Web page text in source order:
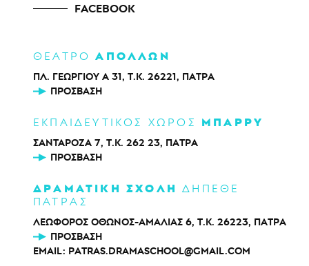
FACEBOOK
ΘΕΑΤΡΟΑΠΟΛΛΩΝ
ΠΛ. ΓΕΩΡΓΙΟΥ Α 31, Τ.Κ. 26221, ΠΑΤΡΑ
ΠΡΌΣΒΑΣΗ
ΕΚΠΑΙΔΕΥΤΙΚΟΣ ΧΩΡΟΣ ΜΠΑΡΡΥ
ΣΑΝΤΑΡΟΖΑ 7, Τ.Κ. 262 23, ΠΑΤΡΑ
ΠΡΌΣΒΑΣΗ
ΔΡΑΜΑΤΙΚΗ ΣΧΟΛΗ ΔΗΠΕΘΕ
ΠΑΤΡΑΣ
ΛΕΩΦΟΡΟΣ ΟΘΩΝΟΣ-ΑΜΑΛΙΑΣ 6, Τ.Κ. 26223, ΠΑΤΡΑ
ΠΡΌΣΒΑΣΗ
EMAIL: PATRAS.DRAMASCHOOL@GMAIL.COM